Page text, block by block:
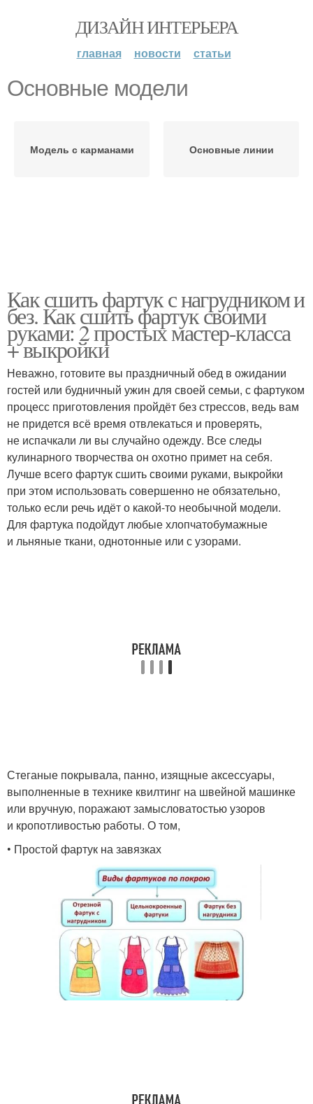
ДИЗАЙН ИНТЕРЬЕРА
главная новости статьи
Основные модели
Модель с карманами Основные линии
Как сшить фартук с нагрудником и
без. Как сшить фартук своими
руками: 2 простых мастер-класса
+ выкройки
Неважно, готовите вы праздничный обед в ожидании
гостей или будничный ужин для своей семьи, с фартуком
процесс приготовления пройдёт без стрессов, ведь вам
не придется всё время отвлекаться и проверять,
не испачкали ли вы случайно одежду. Все следы
кулинарного творчества он охотно примет на себя.
Лучше всего фартук сшить своими руками, выкройки
при этом использовать совершенно не обязательно,
только если речь идёт о какой-то необычной модели.
Для фартука подойдут любые хлопчатобумажные
и льняные ткани, однотонные или с узорами.
Стеганые покрывала, панно, изящные аксессуары,
выполненные в технике квилтинг на швейной машинке
или вручную, поражают замысловатостью узоров
и кропотливостью работы. О том,
• Простой фартук на завязках